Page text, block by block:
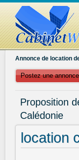
Annonce de location
Postez une
Proposition
Calédonie
location